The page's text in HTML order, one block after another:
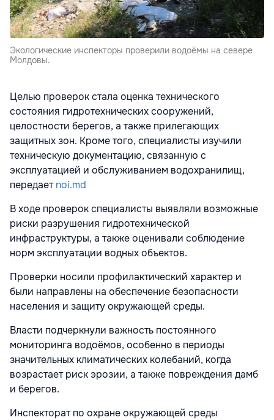
Экологические инспекторы проверили водоёмы на севере
Молдовы.
Целью проверок стала оценка технического
состояния гидротехнических сооружений,
целостности берегов, а также прилегающих
защитных зон. Кроме того, специалисты изучили
техническую документацию, связанную с
эксплуатацией и обслуживанием водохранилищ,
передаетnoi.md
В ходе проверок специалисты выявляли возможные
риски разрушения гидротехнической
инфраструктуры, а также оценивали соблюдение
норм эксплуатации водных объектов.
Проверки носили профилактический характер и
были направлены на обеспечение безопасности
населения и защиту окружающей среды.
Власти подчеркнули важность постоянного
мониторинга водоёмов, особенно в периоды
значительных климатических колебаний, когда
возрастает риск эрозии, а также повреждения дамб
и берегов.
Инспекторат по охране окружающей среды